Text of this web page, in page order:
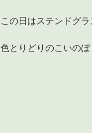
この日はステンドグ
色とりどりのこいのぼ